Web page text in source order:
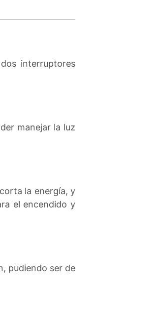
interruptores
manejar la luz
la energía, y
el encendido y
pudiendo ser de